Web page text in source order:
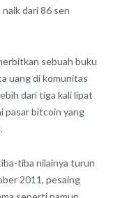
dari 86 sen
sebuah buku
uang di komunitas
dari tiga kali lipat
pasar bitcoin yang
tiba nilainya turun
2011, pesaing